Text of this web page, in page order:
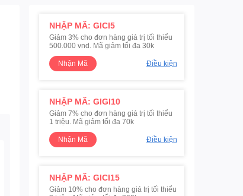
NHẬP MÃ: GICI5
Giảm 3% cho đơn hàng giá trị tối thiểu
500.000 vnd. Mã giảm tối đa 30k
Nhận Mã
Điều kiện
NHẬP MÃ: GIGI10
Giảm 7% cho đơn hàng giá trị tối thiểu
1 triệu. Mã giảm tối đa 70k
Nhận Mã
Điều kiện
NHẬP MÃ: GICI15
Giảm 10% cho đơn hàng giá trị tối thiểu